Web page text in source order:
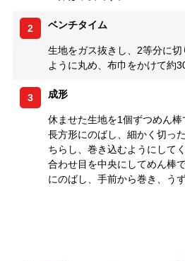
2 ベンチタイム
生地をガス抜きし、2等分に
ように丸め、布巾をかけて約
3 成形
休ませた生地を1個ずつめん
長方形にのばし、細かく切っ
ちらし、巻き込むようにして
合わせ目を中央にしてめん棒
にのばし、手前から巻き、う